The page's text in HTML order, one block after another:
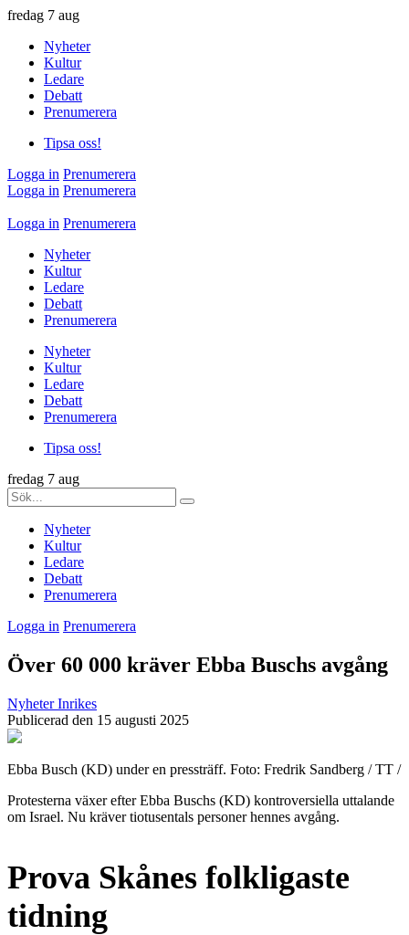
fredag 7 aug
Nyheter
Kultur
Ledare
Debatt
Prenumerera
Tipsa oss!
Logga in Prenumerera
Logga in Prenumerera
Logga in Prenumerera
Nyheter
Kultur
Ledare
Debatt
Prenumerera
Nyheter
Kultur
Ledare
Debatt
Prenumerera
Tipsa oss!
fredag 7 aug
Nyheter
Kultur
Ledare
Debatt
Prenumerera
Logga in Prenumerera
Över 60 000 kräver Ebba Buschs avgång
Nyheter Inrikes
Publicerad den 15 augusti 2025
Ebba Busch (KD) under en pressträff. Foto: Fredrik Sandberg / TT /
Protesterna växer efter Ebba Buschs (KD) kontroversiella uttalande
om Israel. Nu kräver tiotusentals personer hennes avgång.
Prova Skånes folkligaste
tidning